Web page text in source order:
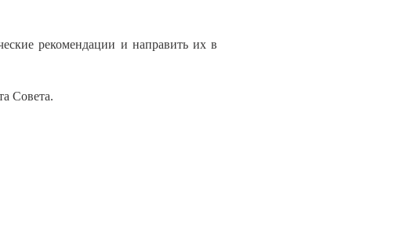
рекомендации и направить их в
Совета.